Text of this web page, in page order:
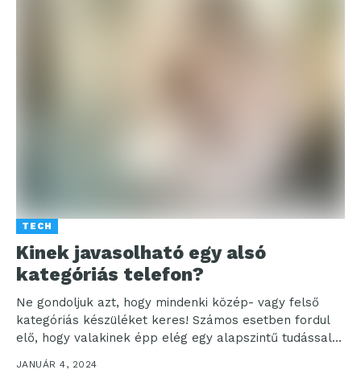
TECH
Kinek javasolható egy alsó
kategóriás telefon?
Ne gondoljuk azt, hogy mindenki közép- vagy felső
kategóriás készüléket keres! Számos esetben fordul
elő, hogy valakinek épp elég egy alapszintű tudással
rendelkező...
JANUÁR 4, 2024